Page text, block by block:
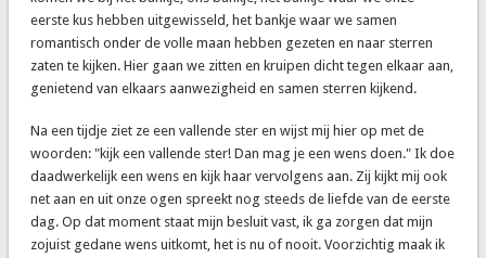
eerste kus hebben uitgewisseld, het bankje waar we samen
romantisch onder de volle maan hebben gezeten en naar sterren
zaten te kijken. Hier gaan we zitten en kruipen dicht tegen elkaar aan,
genietend van elkaars aanwezigheid en samen sterren kijkend.
Na een tijdje ziet ze een vallende ster en wijst mij hier op met de
woorden: "kijk een vallende ster! Dan mag je een wens doen." Ik doe
daadwerkelijk een wens en kijk haar vervolgens aan. Zij kijkt mij ook
net aan en uit onze ogen spreekt nog steeds de liefde van de eerste
dag. Op dat moment staat mijn besluit vast, ik ga zorgen dat mijn
zojuist gedane wens uitkomt, het is nu of nooit. Voorzichtig maak ik